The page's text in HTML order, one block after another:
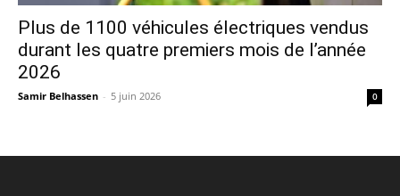
Plus de 1100 véhicules électriques vendus
durant les quatre premiers mois de l’année
2026
Samir Belhassen - 5 juin 2026 0